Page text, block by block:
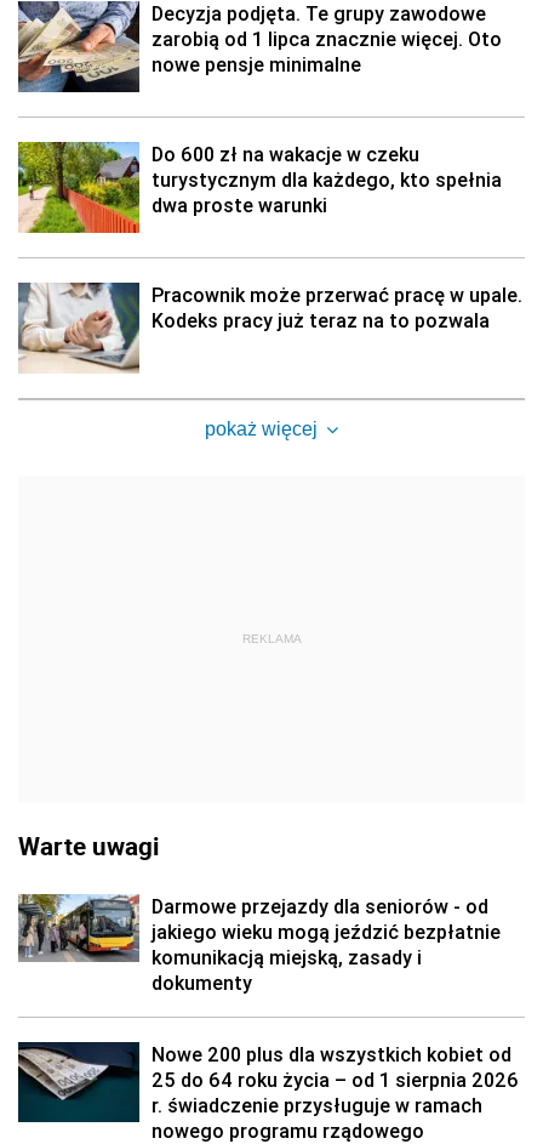
Decyzja podjęta. Te grupy zawodowe
zarobią od 1 lipca znacznie więcej. Oto
nowe pensje minimalne
Do 600 zł na wakacje w czeku
turystycznym dla każdego, kto spełnia
dwa proste warunki
Pracownik może przerwać pracę w upale.
Kodeks pracy już teraz na to pozwala
pokaż więcej
REKLAMA
Warte uwagi
Darmowe przejazdy dla seniorów - od
jakiego wieku mogą jeździć bezpłatnie
komunikacją miejską, zasady i
dokumenty
Nowe 200 plus dla wszystkich kobiet od
25 do 64 roku życia – od 1 sierpnia 2026
r. świadczenie przysługuje w ramach
nowego programu rządowego